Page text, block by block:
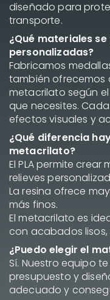
diseñado para
transporte.
¿Qué materiales
personalizadas?
Fabricamos
también ofrecemos
metacrilato según
que necesites.
efectos visuales y
¿Qué diferencia
metacrilato?
El PLA permite
relieves
La resina ofrece
más finos.
El metacrilato es
con acabados
¿Puedo elegir el
Sí. Nuestro equipo
presupuesto y
adecuado y